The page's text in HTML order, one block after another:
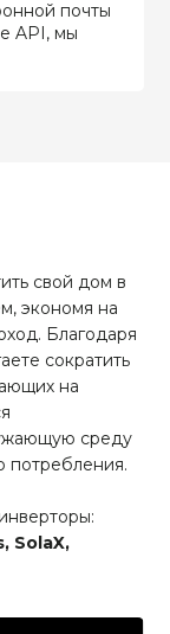
почты
API, мы
свой дом в
экономя на
Благодаря
сократить
на
среду
потребления.
SolaX,